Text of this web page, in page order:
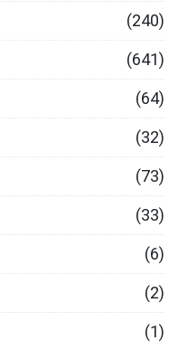
(240)
(641)
(64)
(32)
(73)
(33)
(6)
(2)
(1)